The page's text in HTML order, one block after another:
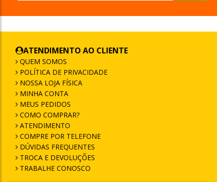
ATENDIMENTO AO CLIENTE
QUEM SOMOS
POLÍTICA DE PRIVACIDADE
NOSSA LOJA FÍSICA
MINHA CONTA
MEUS PEDIDOS
COMO COMPRAR?
ATENDIMENTO
COMPRE POR TELEFONE
DÚVIDAS FREQUENTES
TROCA E DEVOLUÇÕES
TRABALHE CONOSCO